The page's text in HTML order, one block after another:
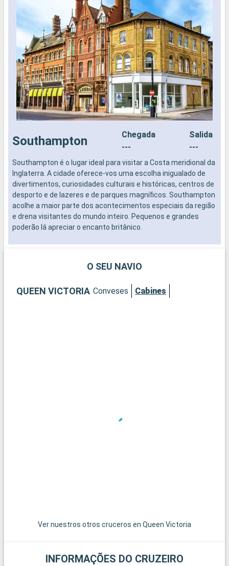
Southampton
Chegada
---
Salida
---
Southampton é o lugar ideal para visitar a Costa meridional da
Inglaterra. A cidade oferece-vos uma escolha inigualado de
divertimentos, curiosidades culturais e históricas, centros de
desporto e de lazeres e de parques magníficos. Southampton
acolhe a maior parte dos acontecimentos especiais da região
e drena visitantes do mundo inteiro. Pequenos e grandes
poderão lá apreciar o encanto britânico.
O SEU NAVIO
QUEEN VICTORIA Conveses Cabines
Ver nuestros otros cruceros en Queen Victoria
INFORMAÇÕES DO CRUZEIRO